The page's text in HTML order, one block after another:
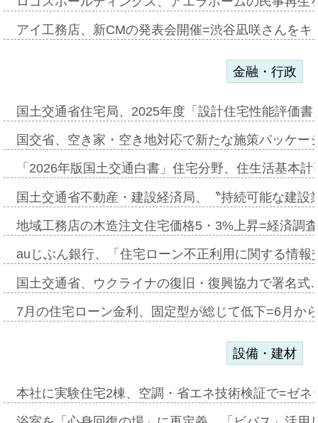
アイ工務店、新CMの発表会開催=渋谷凪咲さんを
金融・行政
国土交通省住宅局、2025年度「設計住宅性能評価
国交省、空き家・空き地対応で新たな施策パッケ
「2026年版国土交通白書」住宅分野、住生活基本
国土交通省不動産・建設経済局、〝持続可能な建
地域工務店の木造注文住宅価格5・3%上昇=経済調
auじぶん銀行、「住宅ローン不正利用に関する情
国土交通省、ウクライナの復旧・復興協力で署名
7月の住宅ローン金利、固定型が総じて低下=6月か
設備・建材
本社に実験住宅2棟、空調・省エネ技術検証で=ゼ